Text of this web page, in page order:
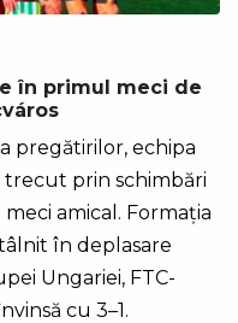
în primul meci de
pregătirilor, echipa
trecut prin schimbări
amical. Formația
în deplasare
Ungariei, FTC-
cu 3–1.